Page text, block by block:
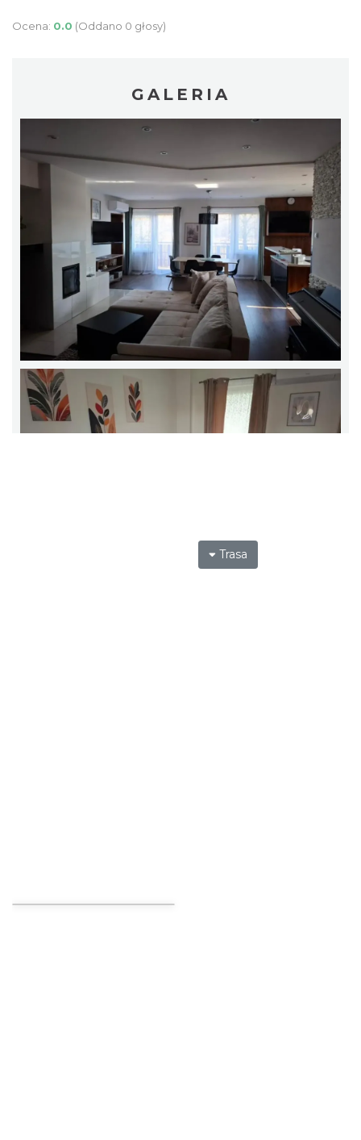
Ocena: 0.0 (Oddano 0 głosy)
GALERIA
Trasa